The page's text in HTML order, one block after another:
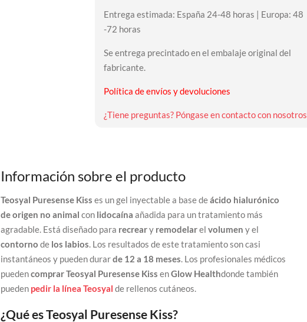
Entrega estimada: España 24-48 horas | Europa: 48
-72 horas
Se entrega precintado en el embalaje original del
fabricante.
Política de envíos y devoluciones
¿Tiene preguntas? Póngase en contacto con nosotros
Información sobre el producto
Teosyal Puresense Kiss es un gel inyectable a base deácido hialurónico
de origen no animal con lidocaína añadida para un tratamiento más
agradable. Está diseñado para recreary remodelarel volumen y el
contorno de los labios. Los resultados de este tratamiento son casi
instantáneos y pueden durarde 12 a 18 meses. Los profesionales médicos
puedencomprar Teosyal Puresense Kiss enGlow Healthdonde también
pueden pedir la línea Teosyal de rellenos cutáneos.
¿Qué es Teosyal Puresense Kiss?